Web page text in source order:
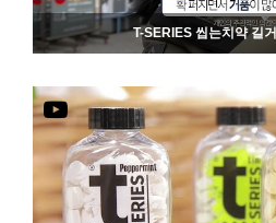
794 06-
T-SERIES 씹는치약 길